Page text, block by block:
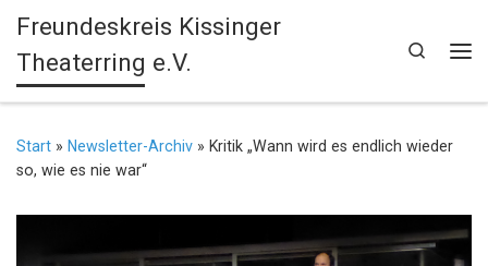
Zum Inhalt springen
Freundeskreis Kissinger
Theaterring e.V.
Search
Start » Newsletter-Archiv » Kritik „Wann wird es endlich wieder
so, wie es nie war“